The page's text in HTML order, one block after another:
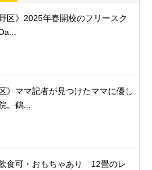
野区》2025年春開校のフリースク
区》ママ記者が見つけたママに優し
。鶴...
食可・おもちゃあり 12畳のレ